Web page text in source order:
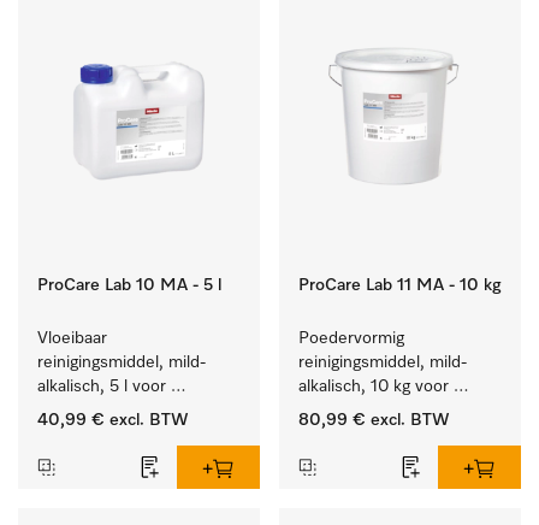
ProCare Lab 10 MA - 5 l
Vloeibaar
reinigingsmiddel, mild-
alkalisch, 5 l voor
materiaalbesparende,
laboratoriumglasw. en -
40,99 € excl. BTW
ProCare Lab 11 MA - 10 kg
Poedervormig
reinigingsmiddel, mild-
alkalisch, 10 kg voor
materiaalbesparende,
laboratoriumglasw. en -
80,99 € excl. BTW